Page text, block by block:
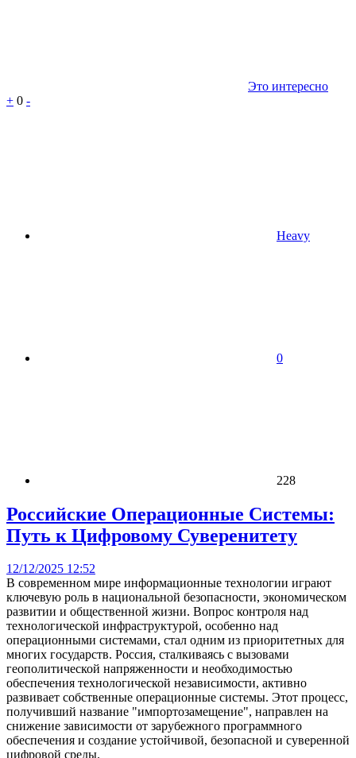
Это интересно
+ 0 -
Heavy
0
228
Российские Операционные Системы:
Путь к Цифровому Суверенитету
12/12/2025 12:52
В современном мире информационные технологии играют
ключевую роль в национальной безопасности, экономическом
развитии и общественной жизни. Вопрос контроля над
технологической инфраструктурой, особенно над
операционными системами, стал одним из приоритетных для
многих государств. Россия, сталкиваясь с вызовами
геополитической напряженности и необходимостью
обеспечения технологической независимости, активно
развивает собственные операционные системы. Этот процесс,
получивший название "импортозамещение", направлен на
снижение зависимости от зарубежного программного
обеспечения и создание устойчивой, безопасной и суверенной
цифровой среды.